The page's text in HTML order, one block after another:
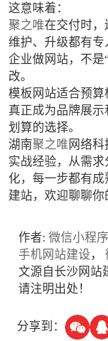
这意味着：
聚之唯在交付时，
维护、升级都有专
企业做网站，不是
改。
模板网站适合预
真正成为品牌展
划算的选择。
湖南聚之唯 网络
实战经验，从需
化，每一步都有
建站，欢迎聊聊你
作者:微信小程序
手机网站建设 ，
文源自长沙网站
请注明出处！
分享到：